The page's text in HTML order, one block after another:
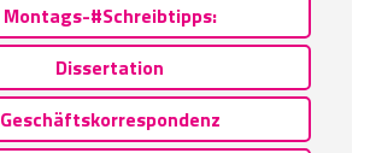
Montags-#Schreibtipps:
Dissertation
Geschäftskorrespondenz